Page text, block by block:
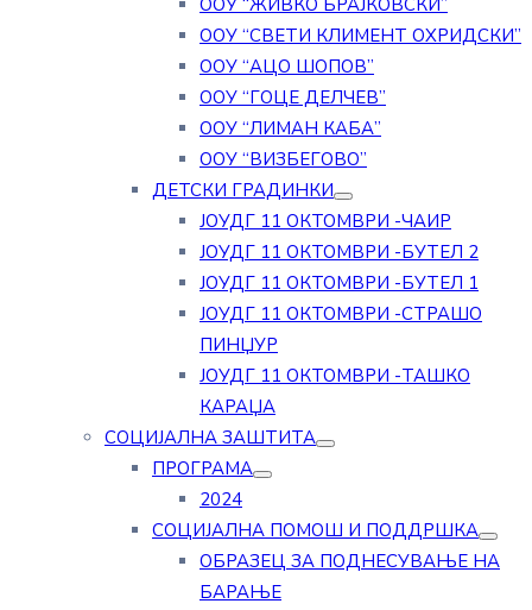
ООУ “ЖИВКО БРАЈКОВСКИ”
ООУ “СВЕТИ КЛИМЕНТ ОХРИДСКИ”
ООУ “АЦО ШОПОВ”
ООУ “ГОЦЕ ДЕЛЧЕВ”
ООУ “ЛИМАН КАБА”
ООУ “ВИЗБЕГОВО”
ДЕТСКИ ГРАДИНКИ
ЈОУДГ 11 ОКТОМВРИ -ЧАИР
ЈОУДГ 11 ОКТОМВРИ -БУТЕЛ 2
ЈОУДГ 11 ОКТОМВРИ -БУТЕЛ 1
ЈОУДГ 11 ОКТОМВРИ -СТРАШО
ПИНЏУР
ЈОУДГ 11 ОКТОМВРИ -ТАШКО
КАРАЏА
СОЦИЈАЛНА ЗАШТИТА
ПРОГРАМА
2024
СОЦИЈАЛНА ПОМОШ И ПОДДРШКА
ОБРАЗЕЦ ЗА ПОДНЕСУВАЊЕ НА
БАРАЊЕ